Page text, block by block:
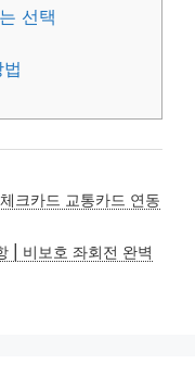
선택
크카드 교통카드 연동
| 비보호 좌회전 완벽